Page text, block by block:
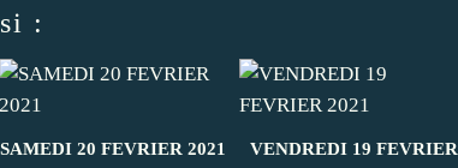
:
SAMEDI 20 FEVRIER 2021
VENDREDI 19 FEVRIER